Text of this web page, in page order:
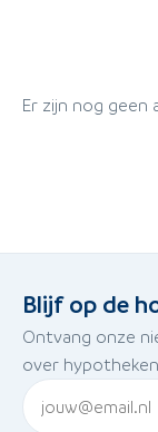
Er zijn nog
Blijf op de
Ontvang onze
over